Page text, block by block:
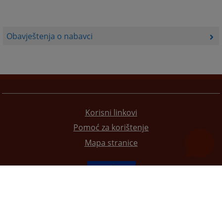
Obavještenja o nabavci
Korisni linkovi
Pomoć za korištenje
Mapa stranice